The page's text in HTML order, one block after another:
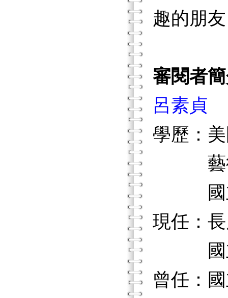
趣的朋
審閱者
呂素貞
學歷：
藝術
國立
現任：
國立
曾任：